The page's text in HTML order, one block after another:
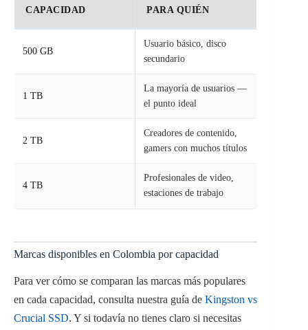
CAPACIDAD PARA QUIÉN
500 GB
Usuario básico, disco
secundario
1 TB
La mayoría de usuarios —
el punto ideal
2 TB
Creadores de contenido,
gamers con muchos títulos
4 TB
Profesionales de video,
estaciones de trabajo
Marcas disponibles en Colombia por capacidad
Para ver cómo se comparan las marcas más populares
en cada capacidad, consulta nuestra guía de Kingston vs
Crucial SSD. Y si todavía no tienes claro si necesitas